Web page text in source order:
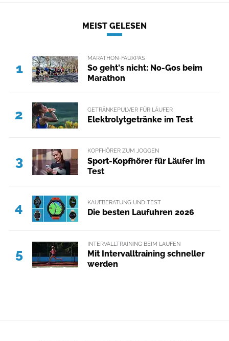
MEIST GELESEN
1
MARATHON-FAUXPAS
So geht's nicht: No-Gos beim
Marathon
2 GETRÄNKEPULVER FÜR LÄUFER
Elektrolytgetränke im Test
3
KOPFHÖRER ZUM JOGGEN
Sport-Kopfhörer für Läufer im
Test
4 KAUFBERATUNG UND TEST
Die besten Laufuhren 2026
5
INTERVALLTRAINING BEIM LAUFEN
Mit Intervalltraining schneller
werden